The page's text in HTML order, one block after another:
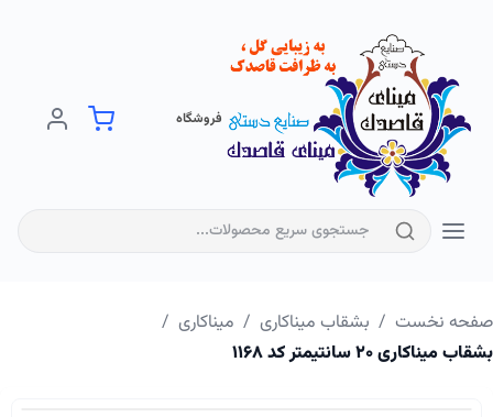
فروشگاه
نخست بشقاب میناکاری میناکاری
میناکاری ۲۰ سانتیمتر کد ۱۱۶۸